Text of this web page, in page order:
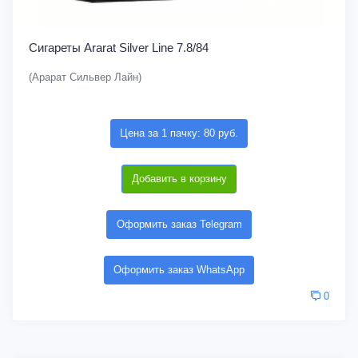
Сигареты Ararat Silver Line 7.8/84
(Арарат Сильвер Лайн)
Цена за 1 пачку: 80 руб.
Добавить в корзину
Оформить заказ Telegram
Оформить заказ WhatsApp
0